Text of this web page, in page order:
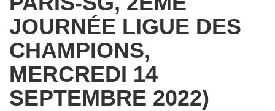
JOURNÉE LIGUE DES
CHAMPIONS,
MERCREDI 14
SEPTEMBRE 2022)